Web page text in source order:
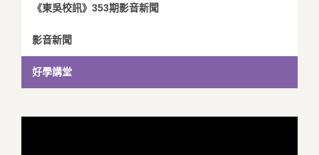
《東吳校訊》353期影音新聞
影音新聞
好學講堂